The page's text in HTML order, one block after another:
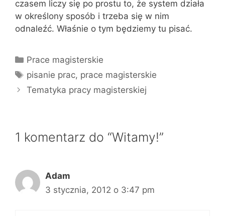
czasem liczy się po prostu to, że system działa
w określony sposób i trzeba się w nim
odnaleźć. Właśnie o tym będziemy tu pisać.
Kategorie
Prace magisterskie
Tagi
pisanie prac, prace magisterskie
Tematyka pracy magisterskiej
1 komentarz do “Witamy!”
Adam
3 stycznia, 2012 o 3:47 pm